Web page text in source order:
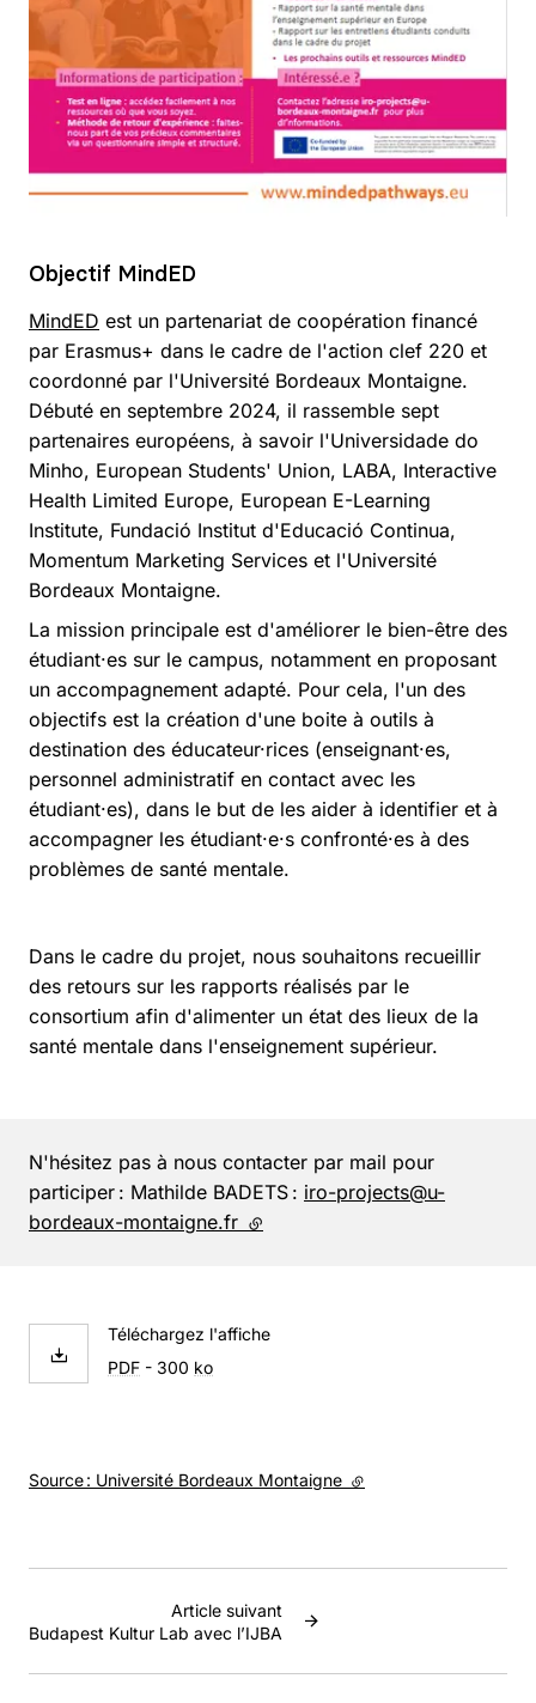
Objectif MindED
MindED est un partenariat de coopération financé
par Erasmus+ dans le cadre de l'action clef 220 et
coordonné par l'Université Bordeaux Montaigne.
Débuté en septembre 2024, il rassemble sept
partenaires européens, à savoir l'Universidade do
Minho, European Students' Union, LABA, Interactive
Health Limited Europe, European E-Learning
Institute, Fundació Institut d'Educació Continua,
Momentum Marketing Services et l'Université
Bordeaux Montaigne.
La mission principale est d'améliorer le bien-être des
étudiant·es sur le campus, notamment en proposant
un accompagnement adapté. Pour cela, l'un des
objectifs est la création d'une boite à outils à
destination des éducateur·rices (enseignant·es,
personnel administratif en contact avec les
étudiant·es), dans le but de les aider à identifier et à
accompagner les étudiant·e·s confronté·es à des
problèmes de santé mentale.
Dans le cadre du projet, nous souhaitons recueillir
des retours sur les rapports réalisés par le
consortium afin d'alimenter un état des lieux de la
santé mentale dans l'enseignement supérieur.
N'hésitez pas à nous contacter par mail pour
participer : Mathilde BADETS : iro-projects@u-
bordeaux-montaigne.fr (lien externe)
Téléchargez l'affiche
PDF - 300 ko
Source : Université Bordeaux Montaigne (lien externe)
Article suivant
Budapest Kultur Lab avec l’IJBA